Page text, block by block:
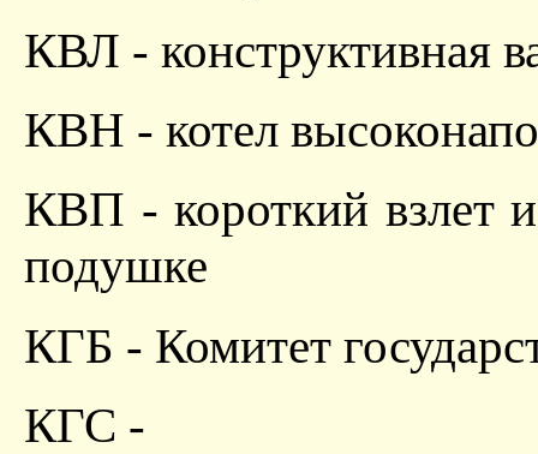
КВЛ - конструктивная
КВН - котел
КВП - короткий взлет
подушке
КГБ - Комитет
КГС -